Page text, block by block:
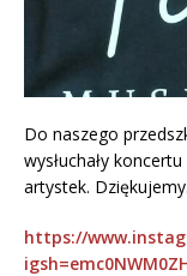
Do naszego
wysłuchały
artystek. Dziękujemy.
https://